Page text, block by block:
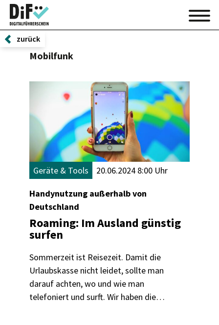
zurück
Mobilfunk
Geräte & Tools 20.06.2024 8:00 Uhr
Handynutzung außerhalb von
Deutschland
Roaming: Im Ausland günstig
surfen
Sommerzeit ist Reisezeit. Damit die
Urlaubskasse nicht leidet, sollte man
darauf achten, wo und wie man
telefoniert und surft. Wir haben die